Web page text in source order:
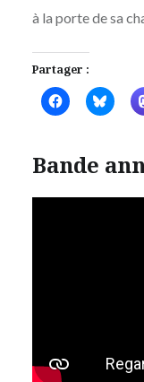
à la porte de sa
Partager :
Bande